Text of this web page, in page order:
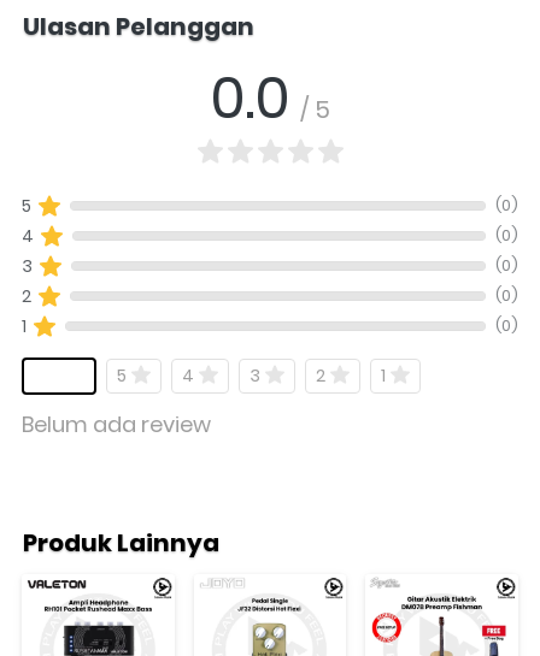
Ulasan Pelanggan
0.0 / 5
5 (0)
4 (0)
3 (0)
2 (0)
1 (0)
5 4 3 2 1
Belum ada review
Produk Lainnya